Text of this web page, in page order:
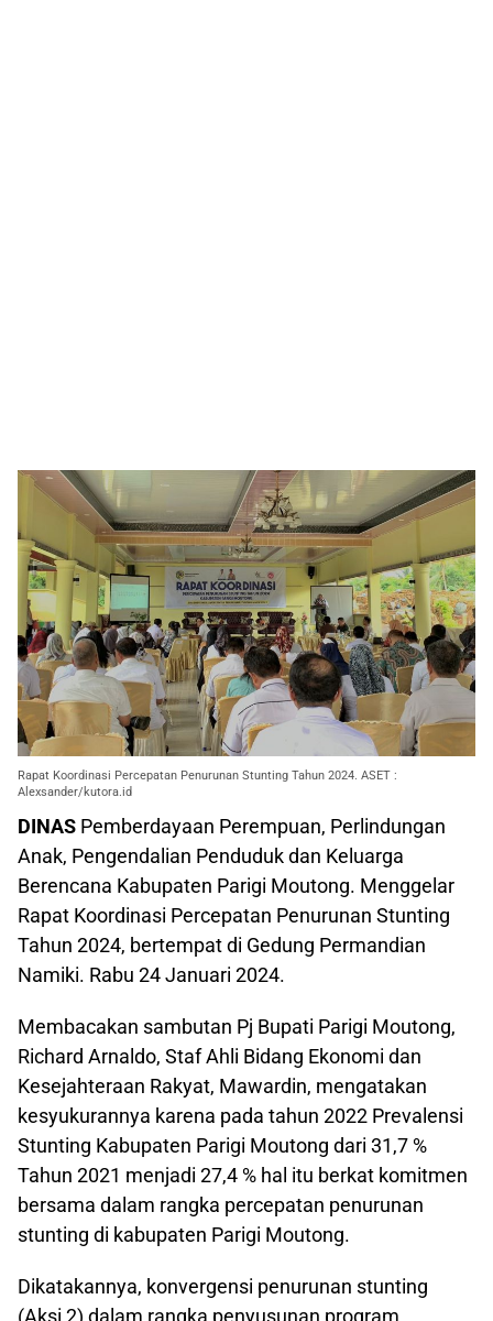
Rapat Koordinasi Percepatan Penurunan Stunting Tahun 2024. ASET :
Alexsander/kutora.id
DINAS Pemberdayaan Perempuan, Perlindungan
Anak, Pengendalian Penduduk dan Keluarga
Berencana Kabupaten Parigi Moutong. Menggelar
Rapat Koordinasi Percepatan Penurunan Stunting
Tahun 2024, bertempat di Gedung Permandian
Namiki. Rabu 24 Januari 2024.
Membacakan sambutan Pj Bupati Parigi Moutong,
Richard Arnaldo, Staf Ahli Bidang Ekonomi dan
Kesejahteraan Rakyat, Mawardin, mengatakan
kesyukurannya karena pada tahun 2022 Prevalensi
Stunting Kabupaten Parigi Moutong dari 31,7 %
Tahun 2021 menjadi 27,4 % hal itu berkat komitmen
bersama dalam rangka percepatan penurunan
stunting di kabupaten Parigi Moutong.
Dikatakannya, konvergensi penurunan stunting